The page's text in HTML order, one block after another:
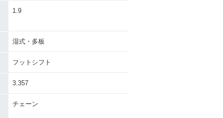
1.9
湿式・多板
フットシフト
3.357
チェーン